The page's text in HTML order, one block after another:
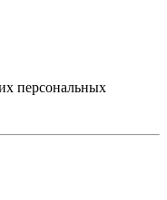
персональных